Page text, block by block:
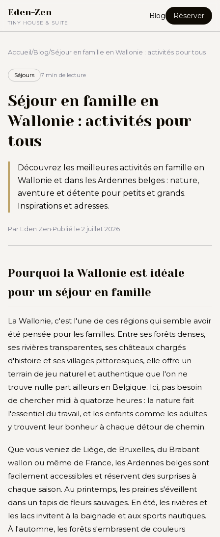
Eden-Zen
TINY HOUSE & SUITE
Blog Réserver
Accueil/Blog/Séjour en famille en Wallonie : activités pour tous
Séjours 7 min de lecture
Séjour en famille en
Wallonie : activités pour
tous
Découvrez les meilleures activités en famille en
Wallonie et dans les Ardennes belges : nature,
aventure et détente pour petits et grands.
Inspirations et adresses.
Par Eden Zen·Publié le 2 juillet 2026
Pourquoi la Wallonie est idéale
pour un séjour en famille
La Wallonie, c'est l'une de ces régions qui semble avoir
été pensée pour les familles. Entre ses forêts denses,
ses rivières transparentes, ses châteaux chargés
d'histoire et ses villages pittoresques, elle offre un
terrain de jeu naturel et authentique que l'on ne
trouve nulle part ailleurs en Belgique. Ici, pas besoin
de chercher midi à quatorze heures : la nature fait
l'essentiel du travail, et les enfants comme les adultes
y trouvent leur bonheur à chaque détour de chemin.
Que vous veniez de Liège, de Bruxelles, du Brabant
wallon ou même de France, les Ardennes belges sont
facilement accessibles et réservent des surprises à
chaque saison. Au printemps, les prairies s'éveillent
dans un tapis de fleurs sauvages. En été, les rivières et
les lacs invitent à la baignade et aux sports nautiques.
À l'automne, les forêts s'embrasent de couleurs